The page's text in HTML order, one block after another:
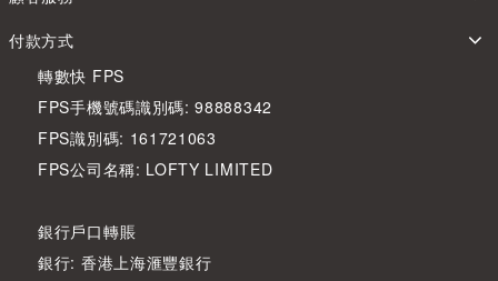
付款方式
轉數快 FPS
FPS手機號碼識別碼: 98888342
FPS識別碼: 161721063
FPS公司名稱: LOFTY LIMITED
銀行戶口轉賬
銀行: 香港上海滙豐銀行